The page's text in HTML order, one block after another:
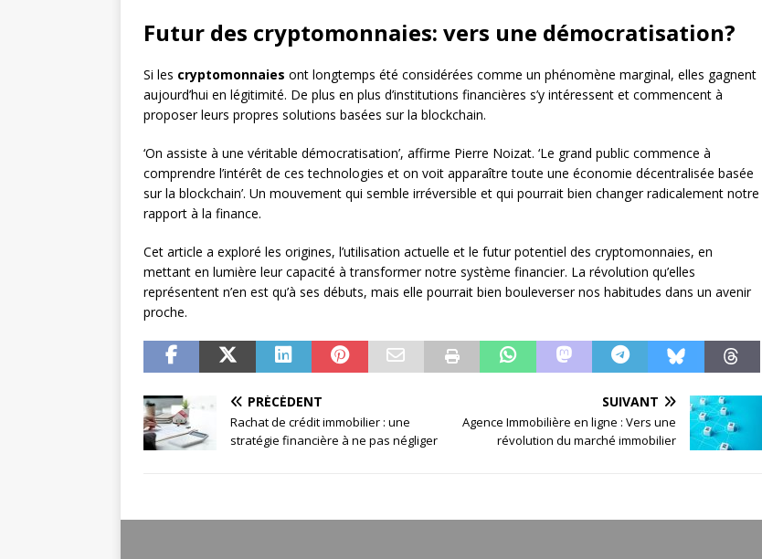
Futur des cryptomonnaies: vers une démocratisation?
Si les cryptomonnaies ont longtemps été considérées comme un phénomène marginal, elles gagnent
aujourd’hui en légitimité. De plus en plus d’institutions financières s’y intéressent et commencent à
proposer leurs propres solutions basées sur la blockchain.
‘On assiste à une véritable démocratisation’, affirme Pierre Noizat. ‘Le grand public commence à
comprendre l’intérêt de ces technologies et on voit apparaître toute une économie décentralisée basée
sur la blockchain’. Un mouvement qui semble irréversible et qui pourrait bien changer radicalement notre
rapport à la finance.
Cet article a exploré les origines, l’utilisation actuelle et le futur potentiel des cryptomonnaies, en
mettant en lumière leur capacité à transformer notre système financier. La révolution qu’elles
représentent n’en est qu’à ses débuts, mais elle pourrait bien bouleverser nos habitudes dans un avenir
proche.
PRÉCÉDENT
Rachat de crédit immobilier : une
stratégie financière à ne pas négliger
SUIVANT
Agence Immobilière en ligne : Vers une
révolution du marché immobilier